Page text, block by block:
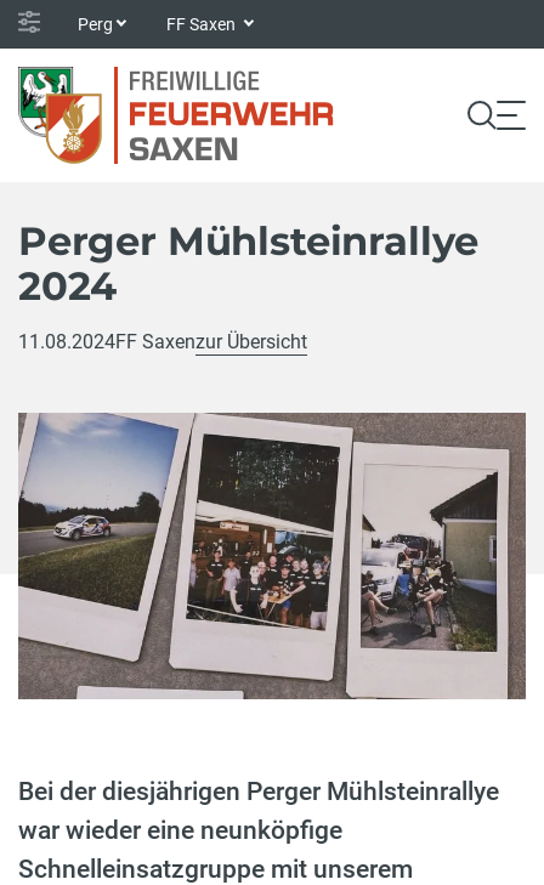
Perg FF Saxen
Perger Mühlsteinrallye
2024
11.08.2024FF Saxenzur Übersicht
Bei der diesjährigen Perger Mühlsteinrallye
war wieder eine neunköpfige
Schnelleinsatzgruppe mit unserem